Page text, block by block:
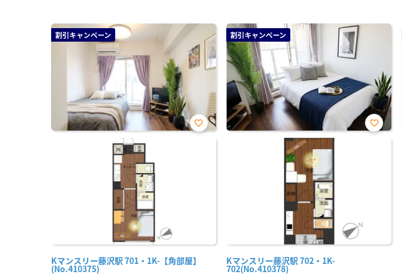
割引キャンペーン
Kマンスリー藤沢駅 701・1K-【角部屋】
(No.410375)
お気
割引キャンペーン
Kマンスリー藤沢駅 702・1K-
702(No.410378)
お気